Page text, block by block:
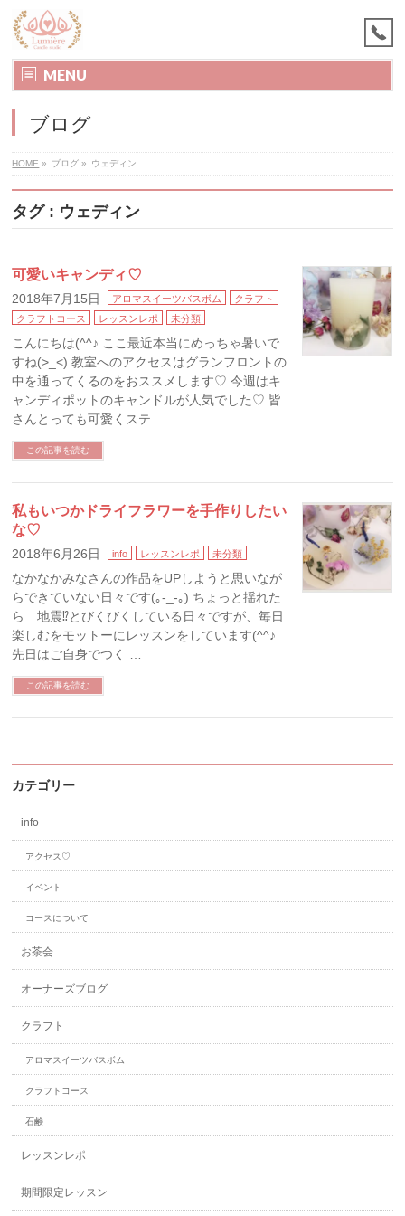
MENU
ブログ
HOME » ブログ » ウェディン
タグ : ウェディン
可愛いキャンディ♡
2018年7月15日 アロマスイーツバスボム
クラフト
クラフトコース
レッスンレポ 未分類
こんにちは(^^♪ ここ最近本当にめっちゃ暑いで
すね(>_<) 教室へのアクセスはグランフロントの
中を通ってくるのをおススメします♡ 今週はキ
ャンディポットのキャンドルが人気でした♡ 皆
さんとっても可愛くステ …
この記事を読む
私もいつかドライフラワーを手作りしたい
な♡
2018年6月26日 info レッスンレポ 未分類
なかなかみなさんの作品をUPしようと思いなが
らできていない日々です(｡-_-｡) ちょっと揺れた
ら 地震⁉とびくびくしている日々ですが、毎日
楽しむをモットーにレッスンをしています(^^♪
先日はご自身でつく …
この記事を読む
カテゴリー
info
アクセス♡
イベント
コースについて
お茶会
オーナーズブログ
クラフト
アロマスイーツバスボム
クラフトコース
石鹸
レッスンレポ
期間限定レッスン